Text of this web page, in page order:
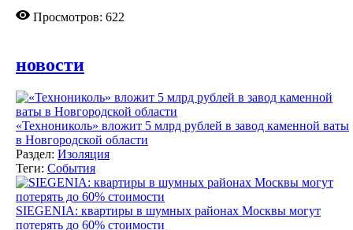
Просмотров: 622
новости
«Технониколь» вложит 5 млрд рублей в завод каменной ваты
в Новгородской области
Раздел: Изоляция
Теги: События
SIEGENIA: квартиры в шумных районах Москвы могут
потерять до 60% стоимости